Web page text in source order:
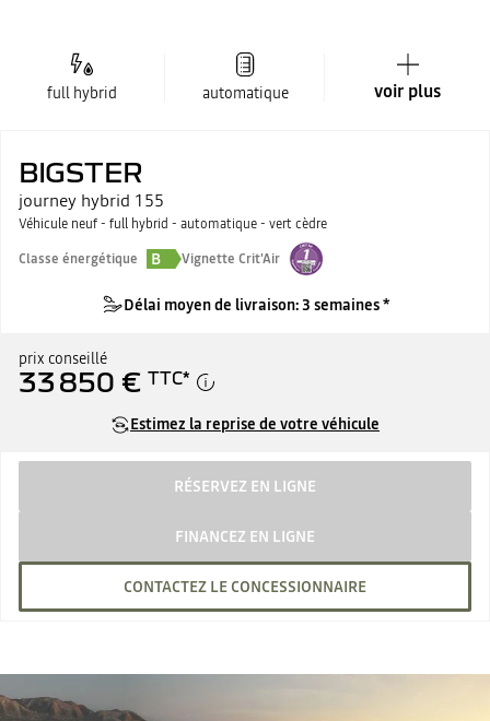
full hybrid automatique voir plus
BIGSTER
journey hybrid 155
Véhicule neuf - full hybrid - automatique - vert cèdre
Classe énergétique
B Vignette Crit'Air
Délai moyen de livraison: 3 semaines *
prix conseillé
33 850 € TTC*
Estimez la reprise de votre véhicule
RÉSERVEZ EN LIGNE
FINANCEZ EN LIGNE
CONTACTEZ LE CONCESSIONNAIRE